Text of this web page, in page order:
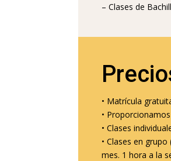
– Clases de
• Matrícula
•
• Clases
• Clases en
mes. 1 hora a la